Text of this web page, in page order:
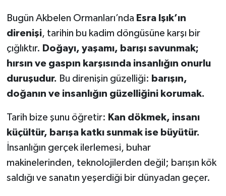
Bugün Akbelen Ormanları’nda Esra Işık’ın
direnişi, tarihin bu kadim döngüsüne karşı bir
çığlıktır. Doğayı, yaşamı, barışı savunmak;
hırsın ve gaspın karşısında insanlığın onurlu
duruşudur. Bu direnişin güzelliği: barışın,
doğanın ve insanlığın güzelliğini korumak.
Tarih bize şunu öğretir: Kan dökmek, insanı
küçültür, barışa katkı sunmak ise büyütür.
İnsanlığın gerçek ilerlemesi, buhar
makinelerinden, teknolojilerden değil; barışın kök
saldığı ve sanatın yeşerdiği bir dünyadan geçer.